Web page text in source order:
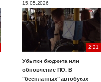
15.05.2026
2:21
Убытки бюджета или
обновление ПО. В
"бесплатных" автобусах